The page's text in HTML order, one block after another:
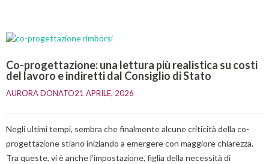
Co-progettazione: una lettura più realistica su costi
del lavoro e indiretti dal Consiglio di Stato
AURORA DONATO21 APRILE, 2026
Negli ultimi tempi, sembra che finalmente alcune criticità della co-
progettazione stiano iniziando a emergere con maggiore chiarezza.
Tra queste, vi è anche l’impostazione, figlia della necessità di